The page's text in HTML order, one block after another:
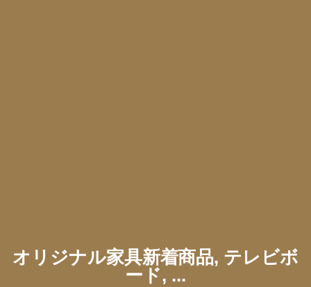
オリジナル家具新着商品, テレビボ
ード, ...